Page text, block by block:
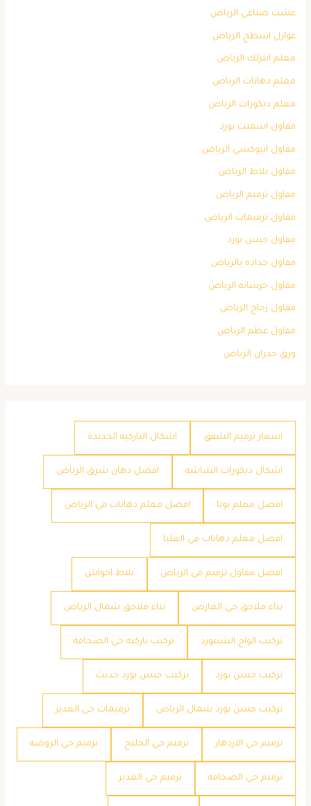
عشب صناعي الرياض
عوازل اسطح الرياض
معلم انترلك الرياض
معلم دهانات الرياض
معلم ديكورات الرياض
مقاول اسمنت بورد
مقاول ايبوكسي الرياض
مقاول بلاط الرياض
مقاول ترميم الرياض
مقاول ترميمات الرياض
مقاول جبس بورد
مقاول حداده بالرياض
مقاول خرسانه الرياض
مقاول زجاج الرياض
مقاول عظم الرياض
ورق جدران الرياض
اسعار ترميم الشقق اشكال الباركيه الجديدة
اشكال ديكورات الشاشه افضل دهان شرق الرياض
افضل معلم بويا افضل معلم دهانات في الرياض
افضل معلم دهانات في العليا
افضل مقاول ترميم في الرياض بلاط احواش
بناء ملاحق حي العارض بناء ملاحق شمال الرياض
تركيب الواح الشيبورد تركيب باركيه حي الصحافة
تركيب جبس بورد تركيب جبس بورد حديث
تركيب جبس بورد شمال الرياض ترميمات حي الغدير
ترميم حي الازدهار ترميم حي الخليج ترميم حي الروضه
ترميم حي الصحافه ترميم حي الغدير